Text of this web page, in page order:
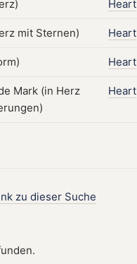
Heart
Heart
Heart
Heart
zu dieser Suche